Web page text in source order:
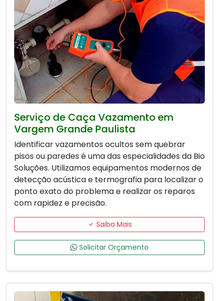
Serviço de Caça Vazamento em
Vargem Grande Paulista
Identificar vazamentos ocultos sem quebrar
pisos ou paredes é uma das especialidades da Bio
Soluções. Utilizamos equipamentos modernos de
detecção acústica e termografia para localizar o
ponto exato do problema e realizar os reparos
com rapidez e precisão.
Saiba Mais
Solicitar Orçamento